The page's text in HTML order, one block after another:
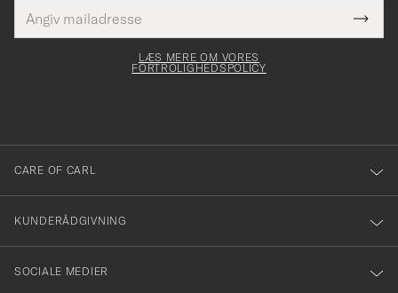
mailadresse
skal
Tack
för
dig
till
vårt
nyhetsbrev!
LÆS MERE OM VORES
FORTROLIGHEDSPOLICY
CARE OF CARL
KUNDERÅDGIVNING
SOCIALE MEDIER